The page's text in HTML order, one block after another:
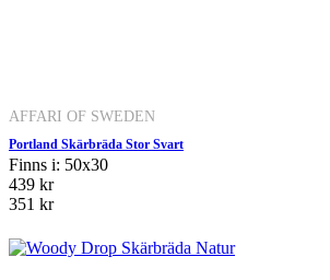
AFFARI OF SWEDEN
Portland Skärbräda Stor Svart
Finns i: 50x30
439 kr
351 kr